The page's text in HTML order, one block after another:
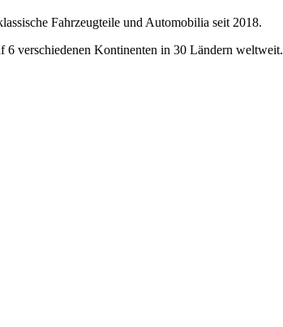
Fahrzeugteile und Automobilia seit 2018.
6 verschiedenen Kontinenten in 30 Ländern weltweit.